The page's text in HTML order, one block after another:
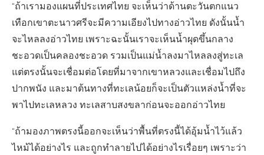
“ถ้าเรามองแผนที่ประเทศไทย จะเห็นว่าด้านตะวันตกแนว
เทือกเขาตะนาวศรีจะมีความเอียงไปทางอ่าวไทย ดังนั้นน้ำ
จะไหลลงอ่าวไทย เพราะฉะนั้นเราจะเห็นน้ำผุดขึ้นกลาง
ชะอวดเป็นคลองชะอวด รวมเป็นแม่น้ำลงมาไหลลงสู่ทะเล
แต่ตรงนั้นจะเชื่อมต่อโดยที่มาจากเขาหลวงและเชื่อมไปถึง
ปากพนัง และมาต้นทางที่ทะเลน้อยก็จะเป็นตัวแหล่งน้ำที่จะ
พาไปทะเลหลวง ทะเลสาบสงขลาก่อนจะออกอ่าวไทย
“ถ้ามองภาพตรงนี้ออกจะเห็นว่าพื้นที่ตรงนี้ได้อุ้มน้ำไว้แล้ว
ไหม้ได้อย่างไร และถูกทำลายไปได้อย่างไรเรื่อยๆ เพราะว่า